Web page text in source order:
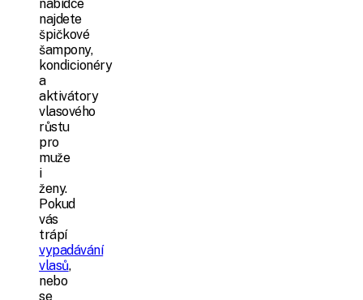
nabídce
najdete
špičkové
šampony,
kondicionéry
a
aktivátory
vlasového
růstu
pro
muže
i
ženy.
Pokud
vás
trápí
vypadávání
vlasů,
nebo
se